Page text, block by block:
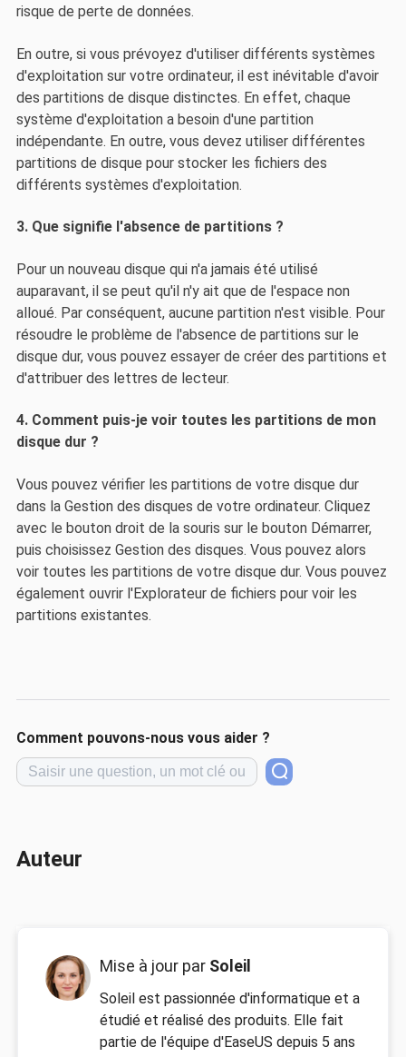
risque de perte de données.
En outre, si vous prévoyez d'utiliser différents systèmes
d'exploitation sur votre ordinateur, il est inévitable d'avoir
des partitions de disque distinctes. En effet, chaque
système d'exploitation a besoin d'une partition
indépendante. En outre, vous devez utiliser différentes
partitions de disque pour stocker les fichiers des
différents systèmes d'exploitation.
3. Que signifie l'absence de partitions ?
Pour un nouveau disque qui n'a jamais été utilisé
auparavant, il se peut qu'il n'y ait que de l'espace non
alloué. Par conséquent, aucune partition n'est visible. Pour
résoudre le problème de l'absence de partitions sur le
disque dur, vous pouvez essayer de créer des partitions et
d'attribuer des lettres de lecteur.
4. Comment puis-je voir toutes les partitions de mon
disque dur ?
Vous pouvez vérifier les partitions de votre disque dur
dans la Gestion des disques de votre ordinateur. Cliquez
avec le bouton droit de la souris sur le bouton Démarrer,
puis choisissez Gestion des disques. Vous pouvez alors
voir toutes les partitions de votre disque dur. Vous pouvez
également ouvrir l'Explorateur de fichiers pour voir les
partitions existantes.
Comment pouvons-nous vous aider ?
Auteur
Mise à jour par Soleil
Soleil est passionnée d'informatique et a
étudié et réalisé des produits. Elle fait
partie de l'équipe d'EaseUS depuis 5 ans